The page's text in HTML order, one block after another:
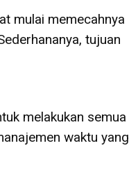
mulai memecahnya
tujuan
melakukan semua
waktu yang